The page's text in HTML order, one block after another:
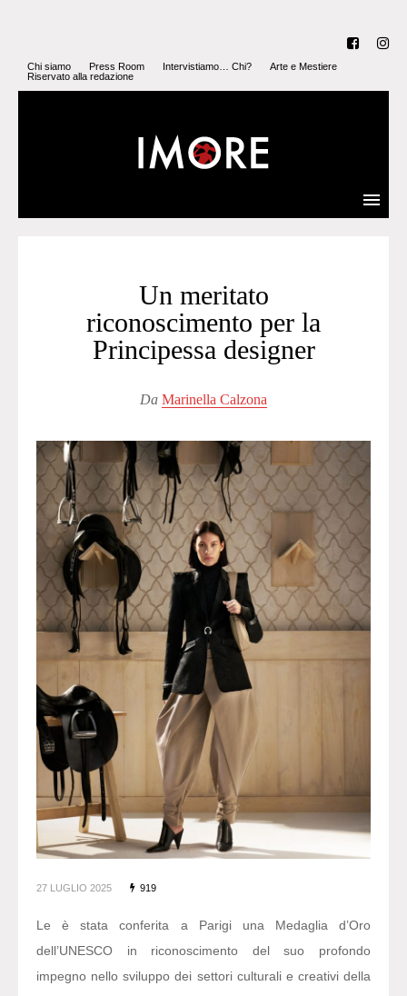
Chi siamo Press Room Intervistiamo… Chi?
Arte e Mestiere
Riservato alla redazione
Un meritato
riconoscimento per la
Principessa designer
Da Marinella Calzona
27 LUGLIO 2025 919
Le è stata conferita a Parigi una Medaglia d’Oro
dell’UNESCO in riconoscimento del suo profondo
impegno nello sviluppo dei settori culturali e creativi della